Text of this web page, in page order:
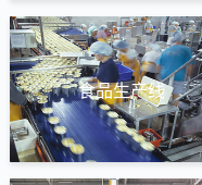
食品生产线